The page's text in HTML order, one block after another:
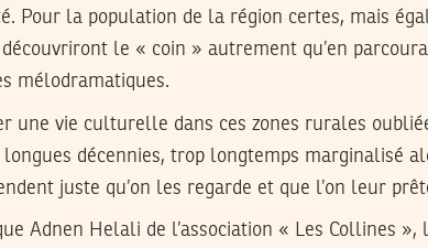
Pour la population de la région certes, mais
le « coin » autrement qu’en
mélodramatiques.
une vie culturelle dans ces zones rurales
longues décennies, trop longtemps marginalisé
juste qu’on les regarde et que l’on leur
Adnen Helali de l’association « Les Collines